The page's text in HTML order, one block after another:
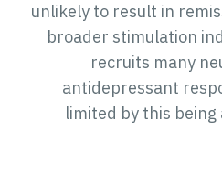
unlikely to result in
broader stimulation
recruits many
antidepressant
limited by this being